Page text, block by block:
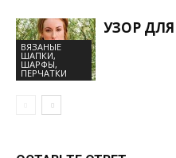
ВЯЗАНЫЕ
ШАПКИ,
ШАРФЫ,
ПЕРЧАТКИ
УЗОР